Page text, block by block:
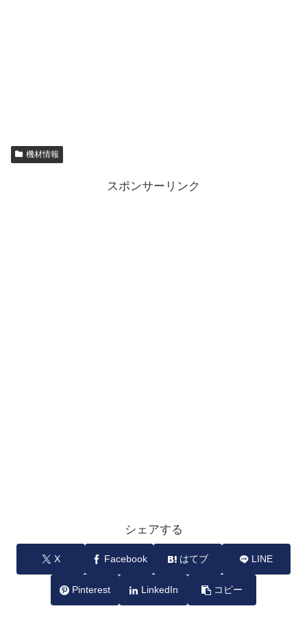
機材情報
スポンサーリンク
シェアする
X Facebook はてブ LINE
Pinterest LinkedIn コピー